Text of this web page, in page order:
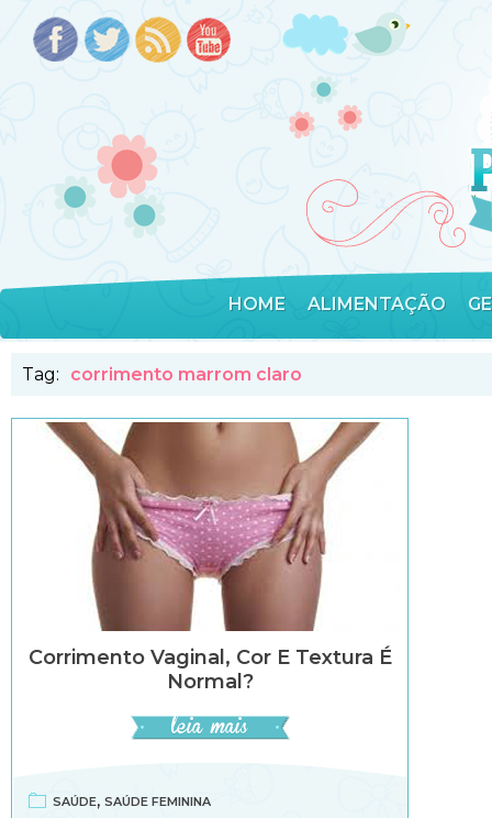
HOME ALIMENTAÇÃO
Tag: corrimento marrom claro
Corrimento Vaginal, Cor E Textura É
Normal?
SAÚDE, SAÚDE FEMININA